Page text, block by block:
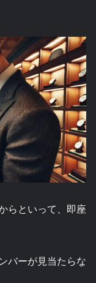
らといって、即座
バーが見当たらな